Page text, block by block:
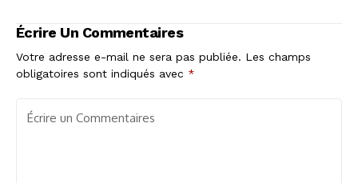
Écrire Un Commentaires
Votre adresse e-mail ne sera pas publiée. Les champs
obligatoires sont indiqués avec *